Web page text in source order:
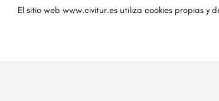
El sitio web www.civitur.es utiliza cookies propias